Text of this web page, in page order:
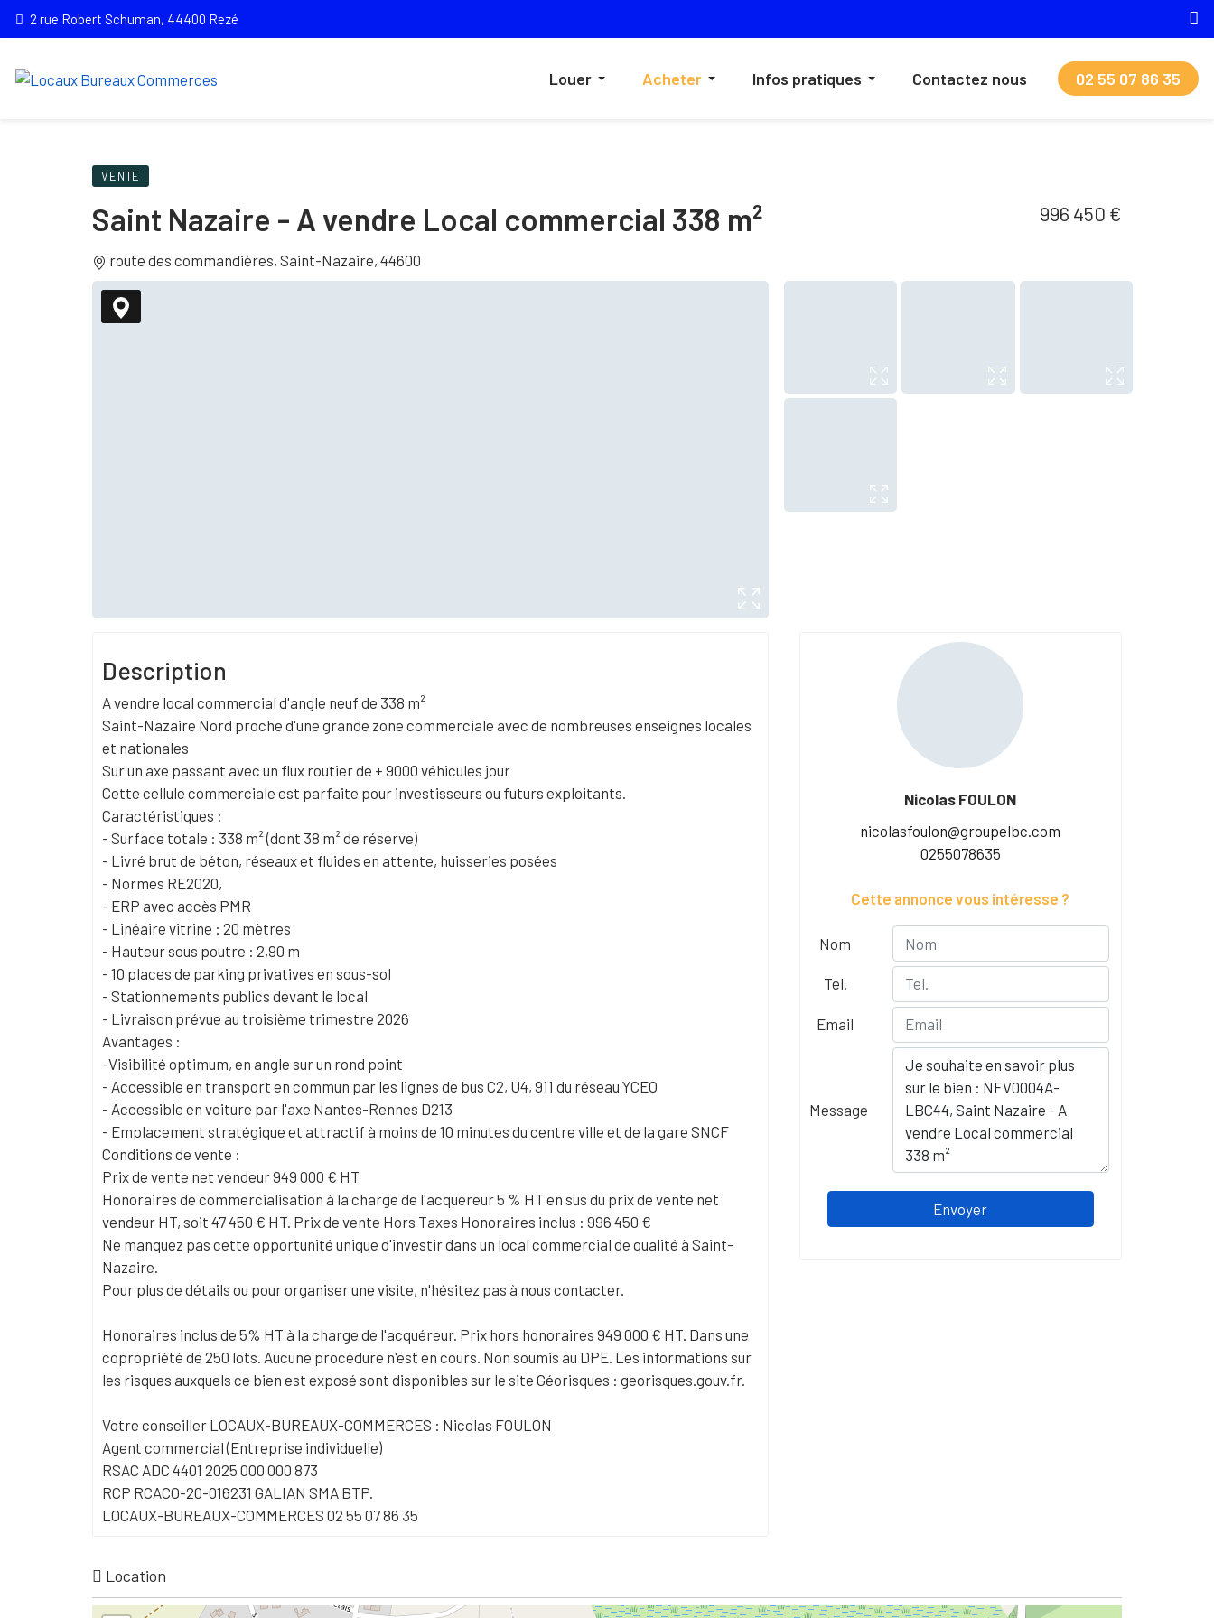
2 rue Robert Schuman, 44400 Rezé
Louer Acheter Infos pratiques Contactez nous 02 55 07 86 35
VENTE
Saint Nazaire - A vendre Local commercial 338 m²
route des commandières, Saint-Nazaire, 44600
996 450 €
Description
A vendre local commercial d'angle neuf de 338 m²
Saint-Nazaire Nord proche d'une grande zone commerciale avec de nombreuses enseignes locales
et nationales
Sur un axe passant avec un flux routier de + 9000 véhicules jour
Cette cellule commerciale est parfaite pour investisseurs ou futurs exploitants.
Caractéristiques :
- Surface totale : 338 m² (dont 38 m² de réserve)
- Livré brut de béton, réseaux et fluides en attente, huisseries posées
- Normes RE2020,
- ERP avec accès PMR
- Linéaire vitrine : 20 mètres
- Hauteur sous poutre : 2,90 m
- 10 places de parking privatives en sous-sol
- Stationnements publics devant le local
- Livraison prévue au troisième trimestre 2026
Avantages :
-Visibilité optimum, en angle sur un rond point
- Accessible en transport en commun par les lignes de bus C2, U4, 911 du réseau YCEO
- Accessible en voiture par l'axe Nantes-Rennes D213
- Emplacement stratégique et attractif à moins de 10 minutes du centre ville et de la gare SNCF
Conditions de vente :
Prix de vente net vendeur 949 000 € HT
Honoraires de commercialisation à la charge de l'acquéreur 5 % HT en sus du prix de vente net
vendeur HT, soit 47 450 € HT. Prix de vente Hors Taxes Honoraires inclus : 996 450 €
Ne manquez pas cette opportunité unique d'investir dans un local commercial de qualité à Saint-
Nazaire.
Pour plus de détails ou pour organiser une visite, n'hésitez pas à nous contacter.
Honoraires inclus de 5% HT à la charge de l'acquéreur. Prix hors honoraires 949 000 € HT. Dans une
copropriété de 250 lots. Aucune procédure n'est en cours. Non soumis au DPE. Les informations sur
les risques auxquels ce bien est exposé sont disponibles sur le site Géorisques : georisques.gouv.fr.
Votre conseiller LOCAUX-BUREAUX-COMMERCES : Nicolas FOULON
Agent commercial (Entreprise individuelle)
RSAC ADC 4401 2025 000 000 873
RCP RCACO-20-016231 GALIAN SMA BTP.
LOCAUX-BUREAUX-COMMERCES 02 55 07 86 35
Nicolas FOULON
nicolasfoulon@groupelbc.com
0255078635
Cette annonce vous intéresse ?
Nom
Tel.
Email
Message
Envoyer
Location